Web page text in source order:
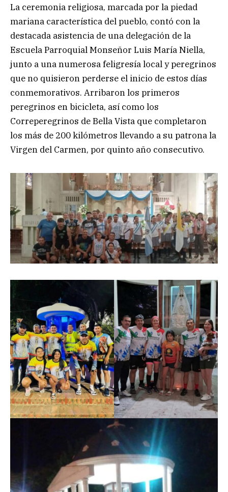
La ceremonia religiosa, marcada por la piedad
mariana característica del pueblo, contó con la
destacada asistencia de una delegación de la
Escuela Parroquial Monseñor Luis María Niella,
junto a una numerosa feligresía local y peregrinos
que no quisieron perderse el inicio de estos días
conmemorativos. Arribaron los primeros
peregrinos en bicicleta, así como los
Correperegrinos de Bella Vista que completaron
los más de 200 kilómetros llevando a su patrona la
Virgen del Carmen, por quinto año consecutivo.